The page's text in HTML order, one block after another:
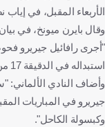
الأربعاء المقبل، في
وقال بايرن ميونخ، في
"أجرى رافائيل جيريرو
استبداله في الدقيقة 17 من مباراة شتوتجارت".
وأضاف النادي
جيريرو في المباريات
وكبسولة الكاحل".